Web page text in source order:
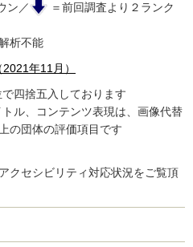
ン／
＝前回調査より２ランク
析不能
年11月）
四捨五入しております
ル、コンテンツ表現は、画像代替
の団体の評価項目です
クセシビリティ対応状況をご覧頂